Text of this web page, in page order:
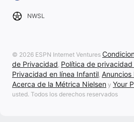
NWSL
© 2026 ESPN Internet Ventures
de Privacidad, Política de privacidad
Privacidad en línea Infantil, Anuncios
Acerca de la Métrica Nielsen y Your
usted. Todos los derechos reservados